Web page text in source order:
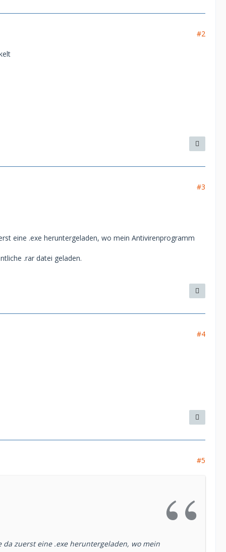
#2
#3
eine .exe heruntergeladen, wo mein Antivirenprogramm
.rar datei geladen.
#4
#5
zuerst eine .exe heruntergeladen, wo mein